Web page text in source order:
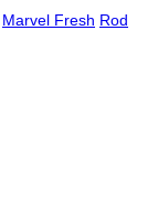
Marvel Fresh Rod